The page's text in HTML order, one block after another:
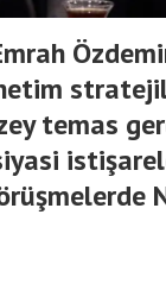
temas